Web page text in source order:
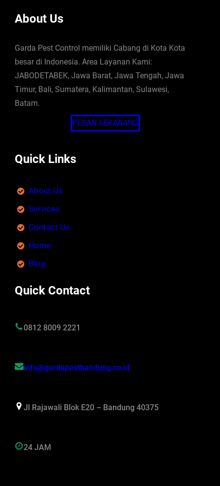
About Us
Garda Pest Control memiliki Cabang di Kota Kota
besar di Indonesia. Area Layanan Kami:
JABODETABEK, Jawa Barat, Jawa Tengah, Jawa
Timur, Bali, Sumatera, Kalimantan, Sulawesi,
Batam.
PESAN SEKARANG
Quick Links
About Us
Services
Contact Us
Home
Blog
Quick Contact
0812 8009 2221
info@gardapestbandung.co.id
Jl Rajawali Blok E20 – Bandung 40375
24 JAM